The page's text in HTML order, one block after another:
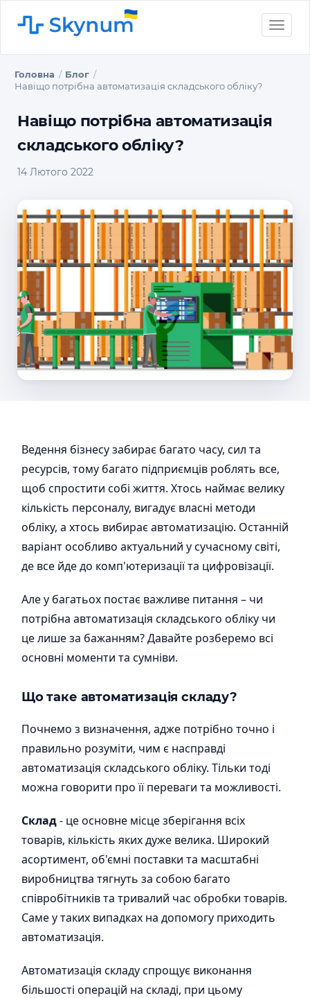
Toggle
Головна
Блог
Навіщо потрібна автоматизація складського обліку?
Навіщо потрібна автоматизація
складського обліку?
14 Лютого 2022
Ведення бізнесу забирає багато часу, сил та
ресурсів, тому багато підприємців роблять все,
щоб спростити собі життя. Хтось наймає велику
кількість персоналу, вигадує власні методи
обліку, а хтось вибирає автоматизацію. Останній
варіант особливо актуальний у сучасному світі,
де все йде до комп'ютеризації та цифровізації.
Але у багатьох постає важливе питання – чи
потрібна автоматизація складського обліку чи
це лише за бажанням? Давайте розберемо всі
основні моменти та сумніви.
Що таке автоматизація складу?
Почнемо з визначення, адже потрібно точно і
правильно розуміти, чим є насправді
автоматизація складського обліку. Тільки тоді
можна говорити про її переваги та можливості.
Склад- це основне місце зберігання всіх
товарів, кількість яких дуже велика. Широкий
асортимент, об'ємні поставки та масштабні
виробництва тягнуть за собою багато
співробітників та тривалий час обробки товарів.
Саме у таких випадках на допомогу приходить
автоматизація.
Автоматизація складу спрощує виконання
більшості операцій на складі, при цьому